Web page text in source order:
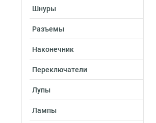
Шнуры
Разъемы
Наконечник
Переключатели
Лупы
Лампы